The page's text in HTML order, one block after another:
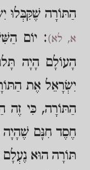
הַתּוֹרָה שֶׁקִּבְּלוּ
א, לא): יוֹם
הָעוֹלָם הָיָה
יִשְׂרָאֵל אֶת
הַתּוֹרָה, כִּי זֶה
חֶסֶד חִנָּם
תּוֹרָה הוּא נֶעְלָם